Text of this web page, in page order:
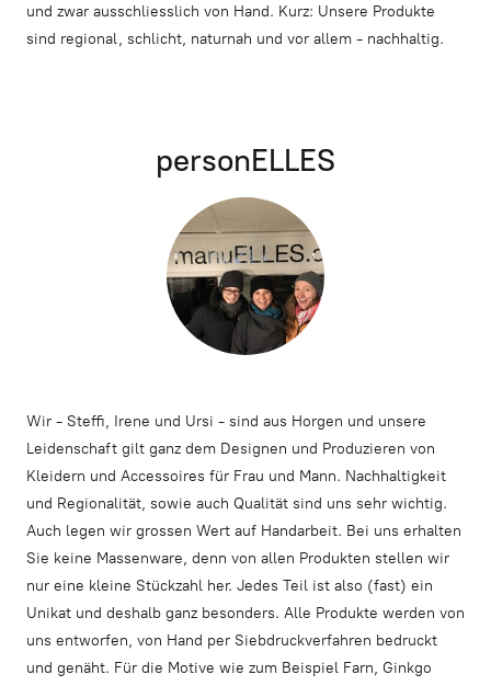
und zwar ausschliesslich von Hand. Kurz: Unsere Produkte
sind regional, schlicht, naturnah und vor allem - nachhaltig.
personELLES
Wir - Steffi, Irene und Ursi - sind aus Horgen und unsere
Leidenschaft gilt ganz dem Designen und Produzieren von
Kleidern und Accessoires für Frau und Mann. Nachhaltigkeit
und Regionalität, sowie auch Qualität sind uns sehr wichtig.
Auch legen wir grossen Wert auf Handarbeit. Bei uns erhalten
Sie keine Massenware, denn von allen Produkten stellen wir
nur eine kleine Stückzahl her. Jedes Teil ist also (fast) ein
Unikat und deshalb ganz besonders. Alle Produkte werden von
uns entworfen, von Hand per Siebdruckverfahren bedruckt
und genäht. Für die Motive wie zum Beispiel Farn, Ginkgo